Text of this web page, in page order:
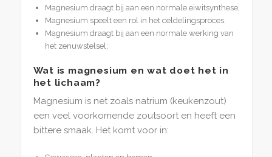
Magnesium draagt bij aan een normale eiwitsynthese;
Magnesium speelt een rol in het celdelingsproces.
Magnesium draagt bij aan een normale werking van
het zenuwstelsel;
Wat is magnesium en wat doet het in
het lichaam?
Magnesium is net zoals natrium (keukenzout)
een veel voorkomende zoutsoort en heeft een
bittere smaak. Het komt voor in: